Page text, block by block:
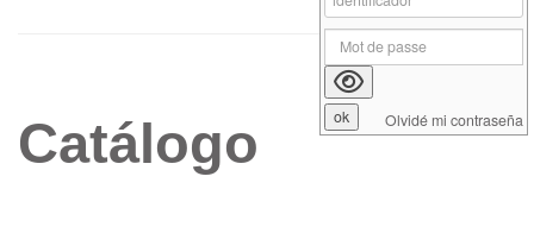
Catálogo Olvidé mi contraseña